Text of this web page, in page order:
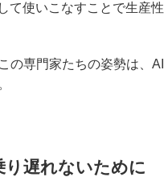
て使いこなすことで生産
専門家たちの姿勢は、
り遅れないために